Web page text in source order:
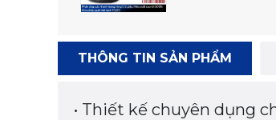
THÔNG TIN SẢN PHẨM
• Thiết kế chuyên dụng